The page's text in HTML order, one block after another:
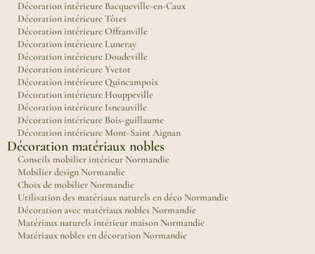
Décoration intérieure Bacqueville-en-Caux
Décoration intérieure Tôtes
Décoration intérieure Offranville
Décoration intérieure Luneray
Décoration intérieure Doudeville
Décoration intérieure Yvetot
Décoration intérieure Quincampoix
Décoration intérieure Houppeville
Décoration intérieure Isneauville
Décoration intérieure Bois-guillaume
Décoration intérieure Mont-Saint Aignan
Décoration matériaux nobles
Conseils mobilier intérieur Normandie
Mobilier design Normandie
Choix de mobilier Normandie
Utilisation des matériaux naturels en déco Normandie
Décoration avec matériaux nobles Normandie
Matériaux naturels intérieur maison Normandie
Matériaux nobles en décoration Normandie